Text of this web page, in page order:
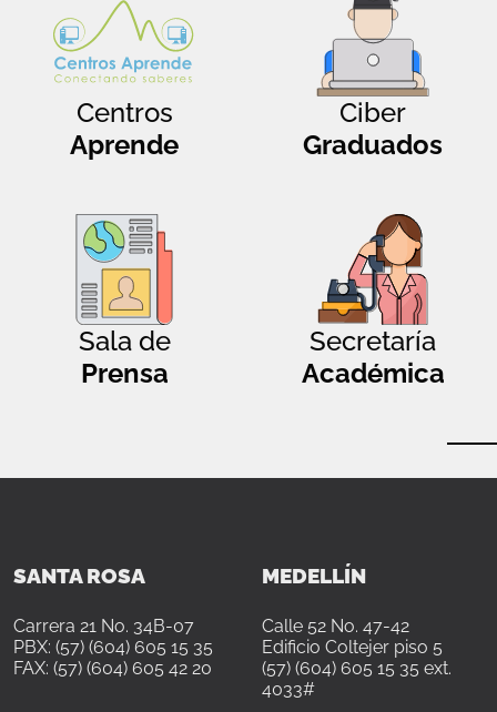
Centros
Aprende
Ciber
Graduados
Sala de
Prensa
Secretaría
Académica
SANTA ROSA
Carrera 21 No. 34B-07
PBX: (57) (604) 605 15 35
FAX: (57) (604) 605 42 20
MEDELLÍN
Calle 52 No. 47-42
Edificio Coltejer piso 5
(57) (604) 605 15 35 ext.
4033#